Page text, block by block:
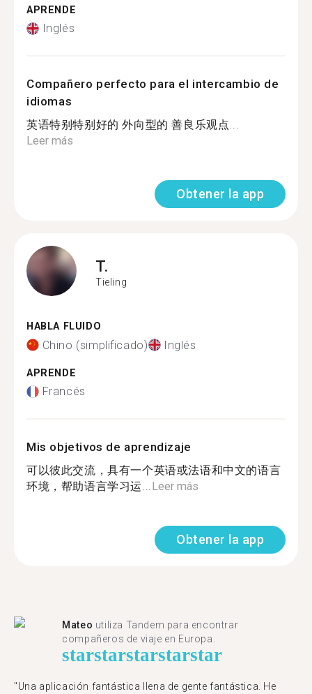
APRENDE
Inglés
Compañero perfecto para el intercambio de
idiomas
英语特别特别好的 外向型的 善良乐观点...
Leer más
Obtener la app
T.
Tieling
HABLA FLUIDO
Chino (simplificado) Inglés
APRENDE
Francés
Mis objetivos de aprendizaje
可以彼此交流，具有一个英语或法语和中文的语言
环境，帮助语言学习运...Leer más
Obtener la app
Mateo utiliza Tandem para encontrar
compañeros de viaje en Europa.
starstarstarstarstar
"Una aplicación fantástica llena de gente fantástica. He